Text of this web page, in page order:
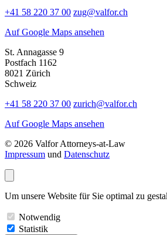
+41 58 220 37 00 zug@valfor.ch
Auf Google Maps ansehen
St. Annagasse 9
Postfach 1162
8021 Zürich
Schweiz
+41 58 220 37 00 zurich@valfor.ch
Auf Google Maps ansehen
© 2026 Valfor Attorneys‑at‑Law
Impressum und Datenschutz
Um unsere Website für Sie optimal zu
Notwendig
Statistik